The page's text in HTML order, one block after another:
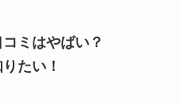
ミはやばい？
たい！